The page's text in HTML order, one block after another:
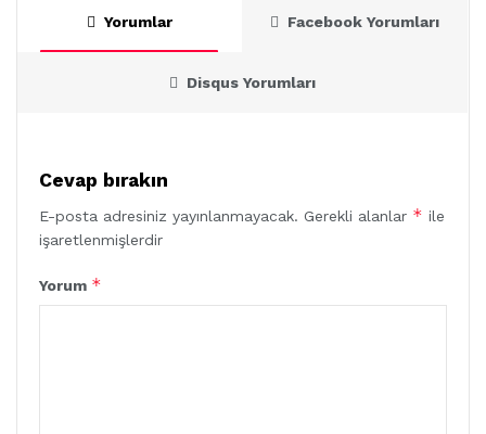
Yorumlar Facebook Yorumları
Disqus Yorumları
Cevap bırakın
E-posta adresiniz yayınlanmayacak. Gerekli alanlar * ile
işaretlenmişlerdir
Yorum *